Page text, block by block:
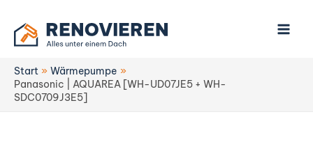
Inhalt
springen
Start
Wärmepumpe
Panasonic | AQUAREA [WH-UD07JE5 + WH-
SDC0709J3E5]